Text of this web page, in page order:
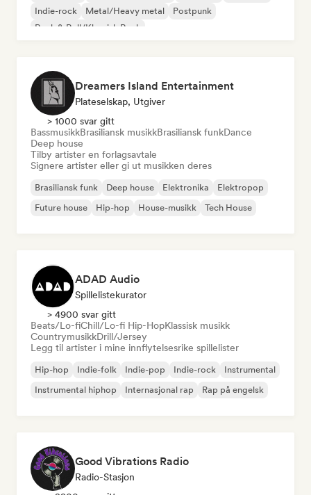
Indie-rock
Metal/Heavy metal
Postpunk
Rock & Roll/Klassisk Rock
Dreamers Island Entertainment
Plateselskap, Utgiver
> 1000 svar gitt
BassmusikkBrasiliansk musikkBrasiliansk funkDance
Deep house
Tilby artister en forlagsavtale
Signere artister eller gi ut musikken deres
Brasiliansk funk Deep house Elektronika
Elektropop
Future house
Hip-hop House-musikk Tech House
ADAD Audio
Spillelistekurator
> 4900 svar gitt
Beats/Lo-fiChill/Lo-fi Hip-HopKlassisk musikk
CountrymusikkDrill/Jersey
Legg til artister i mine innflytelsesrike spillelister
Hip-hop Indie-folk Indie-pop Indie-rock
Instrumental
Instrumental hiphop
Internasjonal rap Rap på engelsk
Good Vibrations Radio
Radio-Stasjon